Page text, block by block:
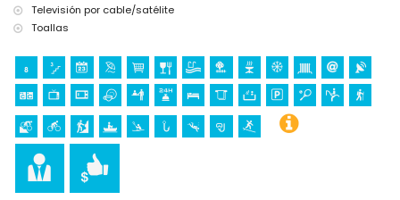
kilómetros de la villa)
golf (Club de Golf Jávea) (a menos de 10 kilómetros de la villa)
windsurf (a menos de 50 kilómetros de la villa)
Televisión por cable/satélite
Toallas